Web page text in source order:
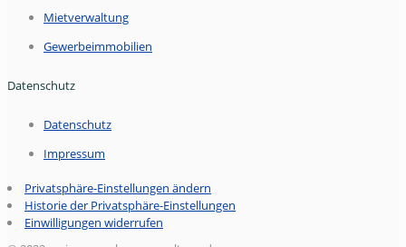
Mietverwaltung
Gewerbeimmobilien
Datenschutz
Datenschutz
Impressum
Privatsphäre-Einstellungen ändern
Historie der Privatsphäre-Einstellungen
Einwilligungen widerrufen